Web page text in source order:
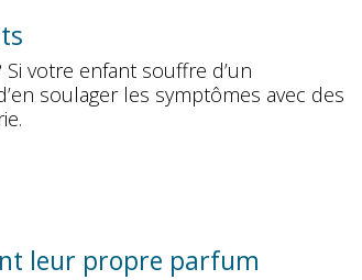
votre enfant souffre d’un
soulager les symptômes avec des
leur propre parfum